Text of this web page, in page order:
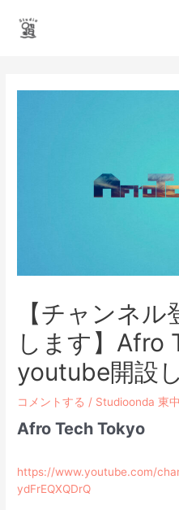
【チャンネ
します】Afro
youtube開設
コメントする / Studioonda 東
Afro Tech Tokyo
https://www.youtube.com/
ydFrEQXQDrQ